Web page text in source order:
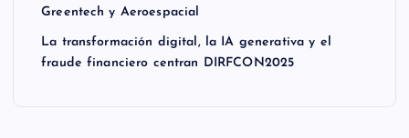
Greentech y Aeroespacial
La transformación digital, la IA generativa y el
fraude financiero centran DIRFCON2025